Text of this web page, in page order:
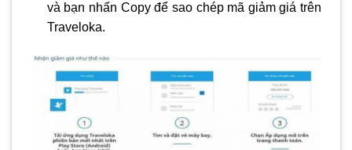
và bạn nhấn Copy để sao chép mã giảm giá trên
Traveloka.